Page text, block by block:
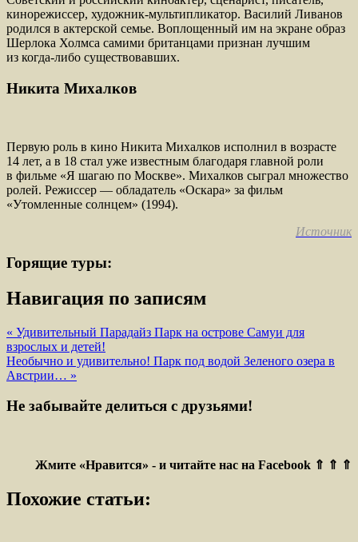
кинорежиссер, художник-мультипликатор. Василий Ливанов
родился в актерской семье. Воплощенный им на экране образ
Шерлока Холмса самими британцами признан лучшим
из когда-либо существовавших.
Никита Михалков
Первую роль в кино Никита Михалков исполнил в возрасте
14 лет, а в 18 стал уже известным благодаря главной роли
в фильме «Я шагаю по Москве». Михалков сыграл множество
ролей. Режиссер — обладатель «Оскара» за фильм
«Утомленные солнцем» (1994).
Источник
Горящие туры:
Навигация по записям
« Удивительный Парадайз Парк на острове Самуи для
взрослых и детей!
Необычно и удивительно! Парк под водой Зеленого озера в
Австрии… »
Не забывайте делиться с друзьями!
Жмите «Нравится» - и читайте нас на Facebook ⇑ ⇑ ⇑
Похожие статьи: